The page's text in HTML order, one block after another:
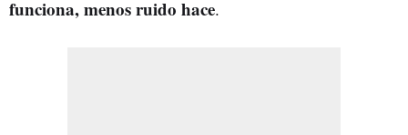
funciona, menos ruido hace.